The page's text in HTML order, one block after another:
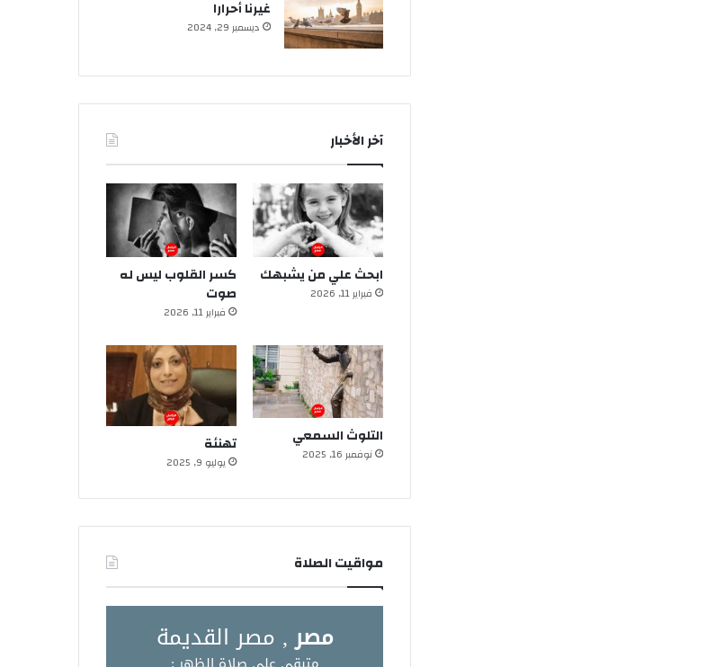
غيرنا أحرارا
ديسمبر 29, 2024
آخر الأخبار
ابحث علي من يشبهك
فبراير 11, 2026
كسر القلوب ليس له
صوت
فبراير 11, 2026
التلوث السمعي
نوفمبر 16, 2025 تهنئة
يوليو 9, 2025
مواقيت الصلاة